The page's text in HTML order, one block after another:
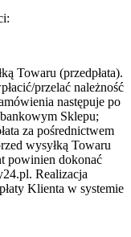
Towaru (przedpłata).
przelać należność
następuje po
Sklepu;
za pośrednictwem
wysyłką Towaru
powinien dokonać
Realizacja
Klienta w systemie